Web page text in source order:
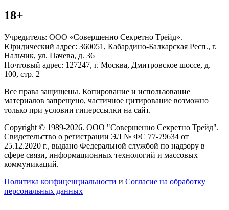
18+
Учредитель: ООО «Совершенно Секретно Трейд».
Юридический адрес: 360051, Кабардино-Балкарская Респ., г.
Нальчик, ул. Пачева, д. 36
Почтовый адрес: 127247, г. Москва, Дмитровское шоссе, д.
100, стр. 2
Все права защищены. Копирование и использование
материалов запрещено, частичное цитирование возможно
только при условии гиперссылки на сайт.
Copyright © 1989-2026. ООО "Совершенно Секретно Трейд".
Свидетельство о регистрации ЭЛ № ФС 77-79634 от
25.12.2020 г., выдано Федеральной службой по надзору в
сфере связи, информационных технологий и массовых
коммуникаций.
Политика конфиценциальности и Согласие на обработку
персональных данных